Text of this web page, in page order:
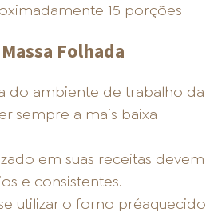
15 porções
Folhada
do ambiente de trabalho da
sempre a mais baixa
em suas receitas devem
e consistentes.
utilizar o forno préaquecido